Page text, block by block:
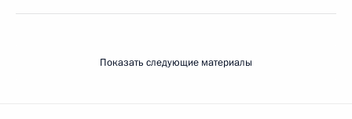
Показать следующие материалы